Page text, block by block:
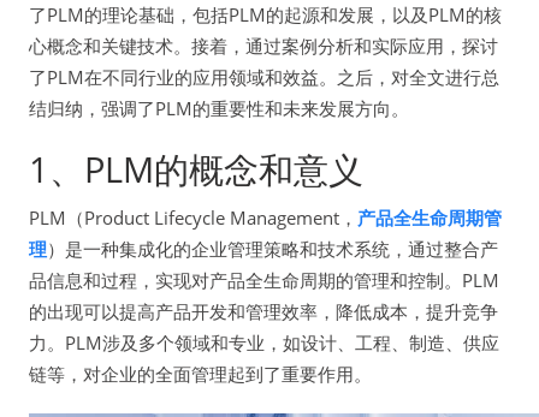
了PLM的理论基础，包括PLM的起源和发展，以及PLM的核
心概念和关键技术。接着，通过案例分析和实际应用，探讨
了PLM在不同行业的应用领域和效益。之后，对全文进行总
结归纳，强调了PLM的重要性和未来发展方向。
1、PLM的概念和意义
PLM（Product Lifecycle Management， 产品全生命周期管
理）是一种集成化的企业管理策略和技术系统，通过整合产
品信息和过程，实现对产品全生命周期的管理和控制。PLM
的出现可以提高产品开发和管理效率，降低成本，提升竞争
力。PLM涉及多个领域和专业，如设计、工程、制造、供应
链等，对企业的全面管理起到了重要作用。